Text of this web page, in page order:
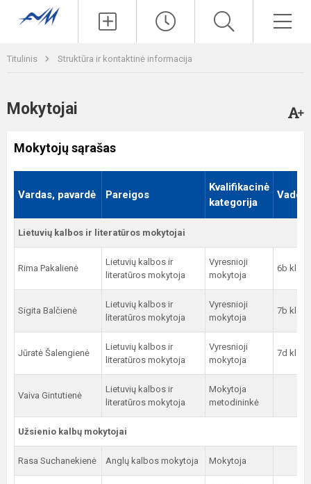
Titulinis Struktūra ir kontaktinė informacija
Mokytojai
Mokytojų sąrašas
Vardas, pavardė Pareigos
Kvalifikacinė
kategorija
Lietuvių kalbos ir literatūros mokytojai
Rima Pakalienė
Lietuvių kalbos ir
literatūros mokytoja
Vyresnioji
mokytoja
6b kl.
Sigita Balčienė
Lietuvių kalbos ir
literatūros mokytoja
Vyresnioji
mokytoja
7b kl.
Jūratė Šalengienė
Lietuvių kalbos ir
literatūros mokytoja
Vyresnioji
mokytoja
7d kl.
Vaiva Gintutienė
Lietuvių kalbos ir
literatūros mokytoja
Mokytoja
metodininkė
Užsienio kalbų mokytojai
Rasa Suchanekienė Anglų kalbos mokytoja Mokytoja